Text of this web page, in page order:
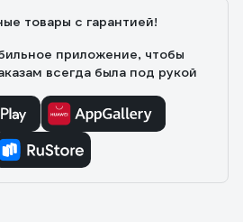
товары с гарантией!
приложение, чтобы
всегда была под рукой